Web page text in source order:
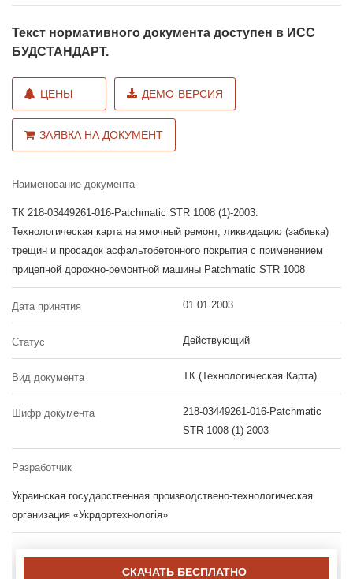
Текст нормативного документа доступен в ИСС
БУДСТАНДАРТ.
ЦЕНЫ ДЕМО-ВЕРСИЯ
ЗАЯВКА НА ДОКУМЕНТ
Наименование документа
ТК 218-03449261-016-Patchmatic STR 1008 (1)-2003.
Технологическая карта на ямочный ремонт, ликвидацию (забивка)
трещин и просадок асфальтобетонного покрытия с применением
прицепной дорожно-ремонтной машины Patchmatic STR 1008
Дата принятия 01.01.2003
Статус Действующий
Вид документа ТК (Технологическая Карта)
Шифр документа
218-03449261-016-Patchmatic
STR 1008 (1)-2003
Разработчик
Украинская государственная производствено-технологическая
организация «Укрдортехнологія»
СКАЧАТЬ БЕСПЛАТНО